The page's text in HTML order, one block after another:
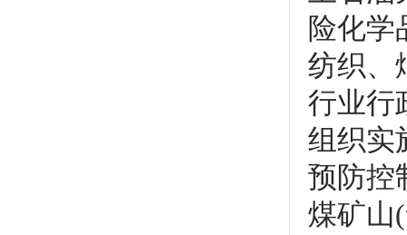
险化学
纺织、
行业行
组织实
预防控
煤矿山